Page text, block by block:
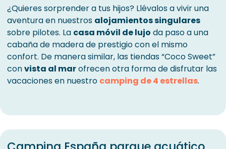
¿Quieres sorprender a tus hijos? Llévalos a vivir una
aventura en nuestros alojamientos singulares
sobre pilotes. La casa móvil de lujo da paso a una
cabaña de madera de prestigio con el mismo
confort. De manera similar, las tiendas “Coco Sweet”
convista al marofrecen otra forma de disfrutar las
vacaciones en nuestro camping de 4 estrellas.